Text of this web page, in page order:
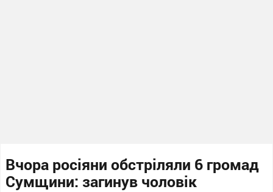
Вчора росіяни обстріляли 6 громад
Сумщини: загинув чоловік